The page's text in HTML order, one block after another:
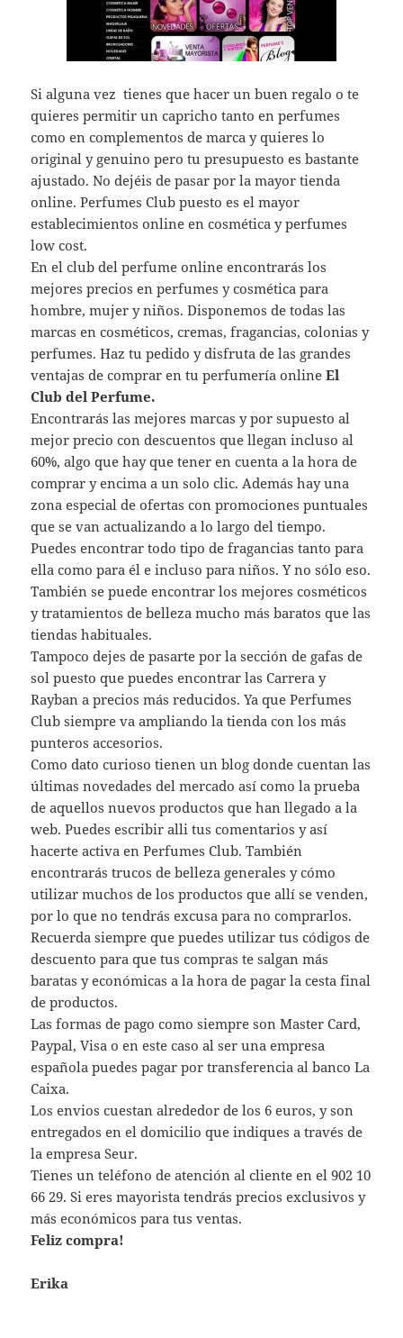
Si alguna vez tienes que hacer un buen regalo o te
quieres permitir un capricho tanto en perfumes
como en complementos de marca y quieres lo
original y genuino pero tu presupuesto es bastante
ajustado. No dejéis de pasar por la mayor tienda
online. Perfumes Club puesto es el mayor
establecimientos online en cosmética y perfumes
low cost.
En el club del perfume online encontrarás los
mejores precios en perfumes y cosmética para
hombre, mujer y niños. Disponemos de todas las
marcas en cosméticos, cremas, fragancias, colonias y
perfumes. Haz tu pedido y disfruta de las grandes
ventajas de comprar en tu perfumería onlineEl
Club del Perfume.
Encontrarás las mejores marcas y por supuesto al
mejor precio con descuentos que llegan incluso al
60%, algo que hay que tener en cuenta a la hora de
comprar y encima a un solo clic. Además hay una
zona especial de ofertas con promociones puntuales
que se van actualizando a lo largo del tiempo.
Puedes encontrar todo tipo de fragancias tanto para
ella como para él e incluso para niños. Y no sólo eso.
También se puede encontrar los mejores cosméticos
y tratamientos de belleza mucho más baratos que las
tiendas habituales.
Tampoco dejes de pasarte por la sección de gafas de
sol puesto que puedes encontrar las Carrera y
Rayban a precios más reducidos. Ya que Perfumes
Club siempre va ampliando la tienda con los más
punteros accesorios.
Como dato curioso tienen un blog donde cuentan las
últimas novedades del mercado así como la prueba
de aquellos nuevos productos que han llegado a la
web. Puedes escribir alli tus comentarios y así
hacerte activa en Perfumes Club. También
encontrarás trucos de belleza generales y cómo
utilizar muchos de los productos que allí se venden,
por lo que no tendrás excusa para no comprarlos.
Recuerda siempre que puedes utilizar tus códigos de
descuento para que tus compras te salgan más
baratas y económicas a la hora de pagar la cesta final
de productos.
Las formas de pago como siempre son Master Card,
Paypal, Visa o en este caso al ser una empresa
española puedes pagar por transferencia al banco La
Caixa.
Los envios cuestan alrededor de los 6 euros, y son
entregados en el domicilio que indiques a través de
la empresa Seur.
Tienes un teléfono de atención al cliente en el 902 10
66 29. Si eres mayorista tendrás precios exclusivos y
más económicos para tus ventas.
Feliz compra!
Erika